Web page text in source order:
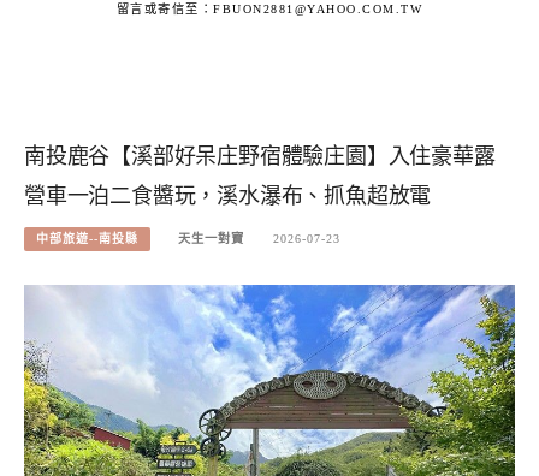
留言或寄信至：FBUON2881@YAHOO.COM.TW
南投鹿谷【溪部好呆庄野宿體驗庄園】入住豪華露
營車一泊二食醬玩，溪水瀑布、抓魚超放電
中部旅遊--南投縣 天生一對寶 2026-07-23